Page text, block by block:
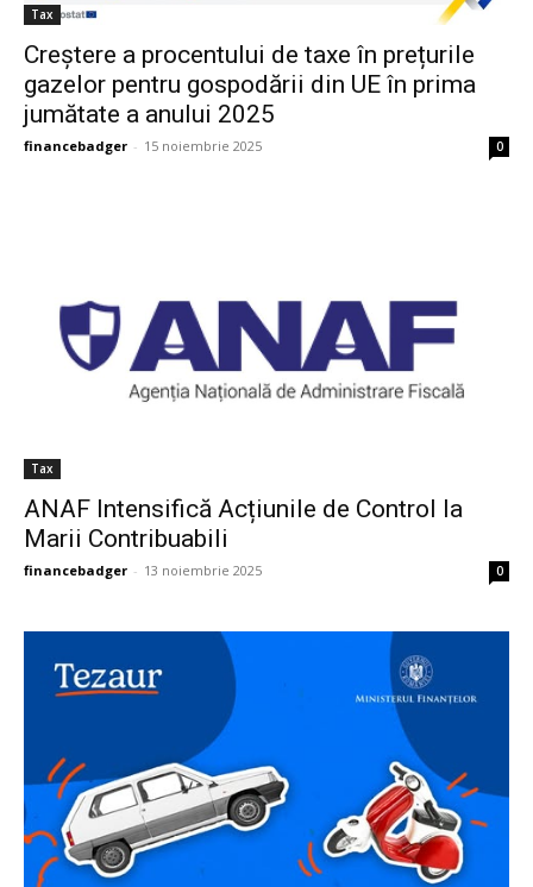
Tax
Creștere a procentului de taxe în prețurile
gazelor pentru gospodării din UE în prima
jumătate a anului 2025
financebadger - 15 noiembrie 2025 0
Tax
ANAF Intensifică Acțiunile de Control la
Marii Contribuabili
financebadger - 13 noiembrie 2025 0